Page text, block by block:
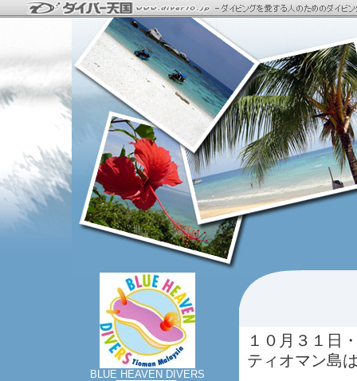
１０月３１日
ティオマン島
BLUE HEAVEN DIVERS